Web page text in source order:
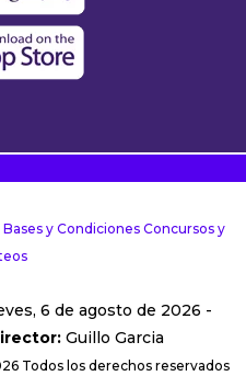
Bases y Condiciones Concursos y
6 de agosto de 2026 -
Guillo Garcia
Todos los derechos reservados